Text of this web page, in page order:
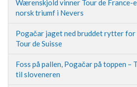
Wærenskjold vinner Tour de France-
norsk triumf i Nevers
Pogačar jaget ned bruddet rytter
Tour de Suisse
Foss på pallen, Pogačar på toppen –
til sloveneren